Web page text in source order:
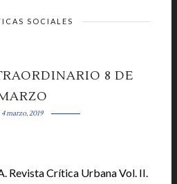
SOCIALES
8 DE
4 marzo, 2019
Revista Crítica Urbana Vol. II.